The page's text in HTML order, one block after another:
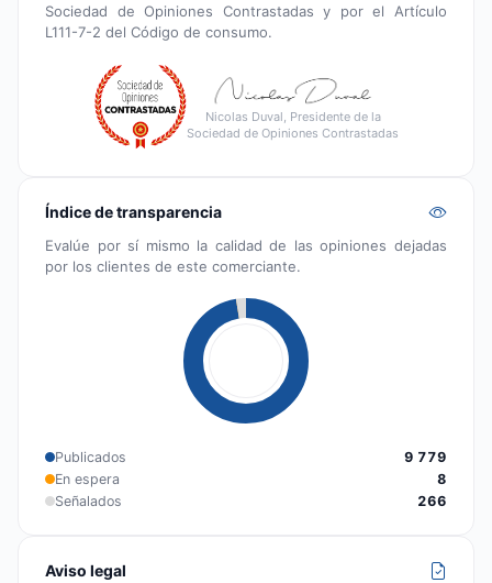
Sociedad de Opiniones Contrastadas y por el Artículo
L111-7-2 del Código de consumo.
Nicolas Duval, Presidente de la
Sociedad de Opiniones Contrastadas
Índice de transparencia
Evalúe por sí mismo la calidad de las opiniones dejadas
por los clientes de este comerciante.
Publicados
9 779
En espera
8
Señalados
266
Aviso legal